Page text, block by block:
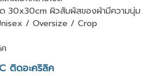
ด 30x30cm ผิวสัมผัสของผ้ามีความนุ่ม
/ Oversize / Crop
ติดอะคริลิค